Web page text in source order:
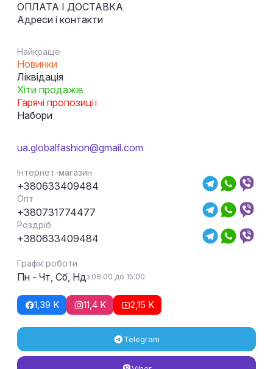
ОПЛАТА І ДОСТАВКА
Адреси і контакти
Найкраще
Новинки
Ліквідація
Хіти продажів
Гарячі пропозиції
Набори
ua.globalfashion@gmail.com
Інтернет-магазин
+380633409484
Опт
+380731774477
Роздріб
+380633409484
Графік роботи
Пн - Чт, Сб, Ндз 08:00 до 15:00
1,39 K 11,4 K 2,15 K
Telegram